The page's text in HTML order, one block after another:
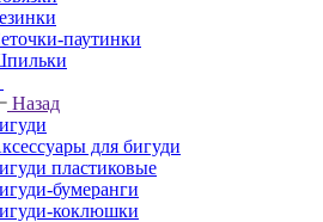
паутинки
Назад
для бигуди
пластиковые
бумеранги
коклюшки